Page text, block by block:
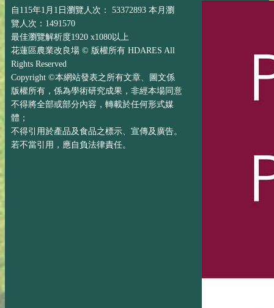
自115年1月1日瀏覽人次： 53372893 本月瀏
覽人次：1491570
最佳瀏覽解析度1920 x1080以上
花蓮區農業改良場 © 版權所有 HDARES All
Rights Reserved
Copyright ©本網站發表之所有文章、圖文係
版權所有，係為學術研究成果，非經本場同意
不得將全部或部分內容，轉載於任何形式媒
體；
不得引用於產品及食品之標示、宣傳及廣告。
若不當引用，應自負法律責任。